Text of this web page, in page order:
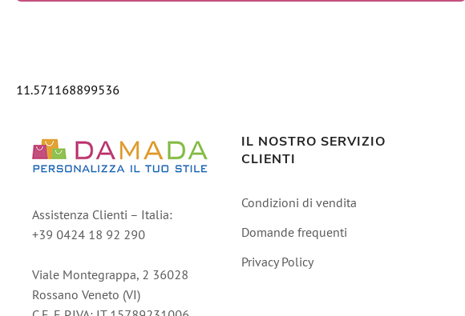
11.571168899536
Assistenza Clienti – Italia:
+39 0424 18 92 290
Viale Montegrappa, 2 36028
Rossano Veneto (VI)
IL NOSTRO SERVIZIO
CLIENTI
Condizioni di vendita
Domande frequenti
Privacy Policy